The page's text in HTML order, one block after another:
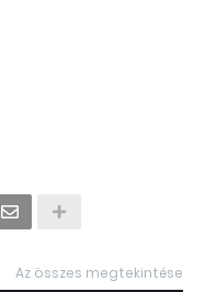
Az összes megtekintése